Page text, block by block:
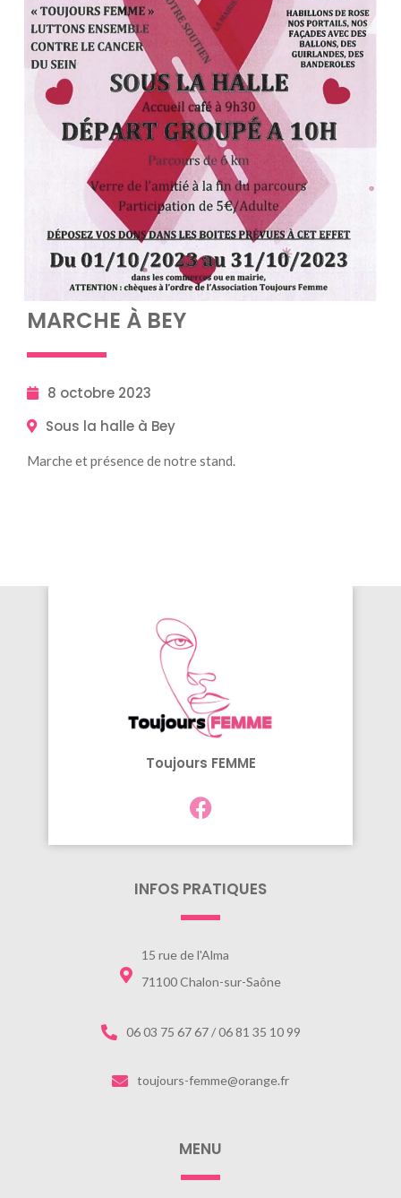
MARCHE À BEY
8 octobre 2023
Sous la halle à Bey
Marche et présence de notre stand.
Toujours FEMME
INFOS PRATIQUES
15 rue de l'Alma
71100 Chalon-sur-Saône
06 03 75 67 67 / 06 81 35 10 99
toujours-femme@orange.fr
MENU